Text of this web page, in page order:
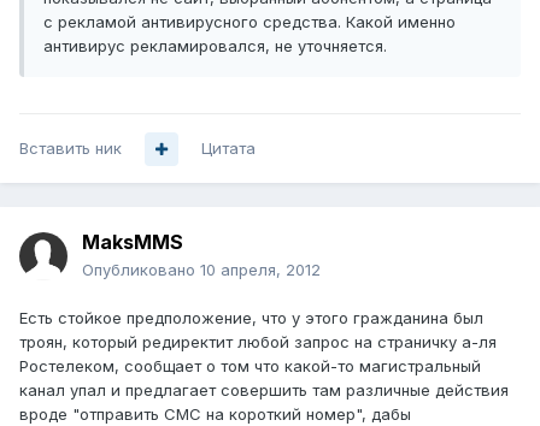
с рекламой антивирусного средства. Какой именно
антивирус рекламировался, не уточняется.
Вставить ник Цитата
MaksMMS
Опубликовано 10 апреля, 2012
Есть стойкое предположение, что у этого гражданина был
троян, который редиректит любой запрос на страничку а-ля
Ростелеком, сообщает о том что какой-то магистральный
канал упал и предлагает совершить там различные действия
вроде "отправить СМС на короткий номер", дабы